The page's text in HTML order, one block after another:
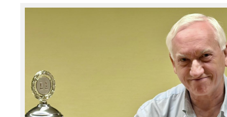
–
ist
am
25.
August